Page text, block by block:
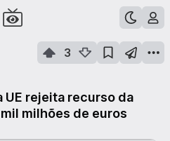
3
rejeita recurso da
milhões de euros